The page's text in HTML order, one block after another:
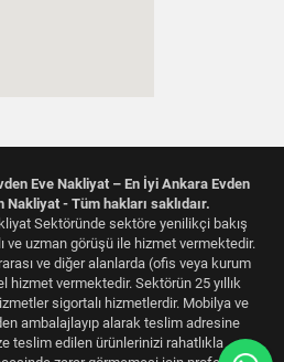
Eve Nakliyat – En İyi Ankara Evden
Nakliyat - Tüm hakları saklıdaır.
Sektöründe sektöre yenilikçi bakış
ve uzman görüşü ile hizmet vermektedir.
ve diğer alanlarda (ofis veya kurum
hizmet vermektedir. Sektörün 25 yıllık
sigortalı hizmetlerdir. Mobilya ve
ambalajlayıp alarak teslim adresine
teslim edilen ürünlerinizi rahatlıkla